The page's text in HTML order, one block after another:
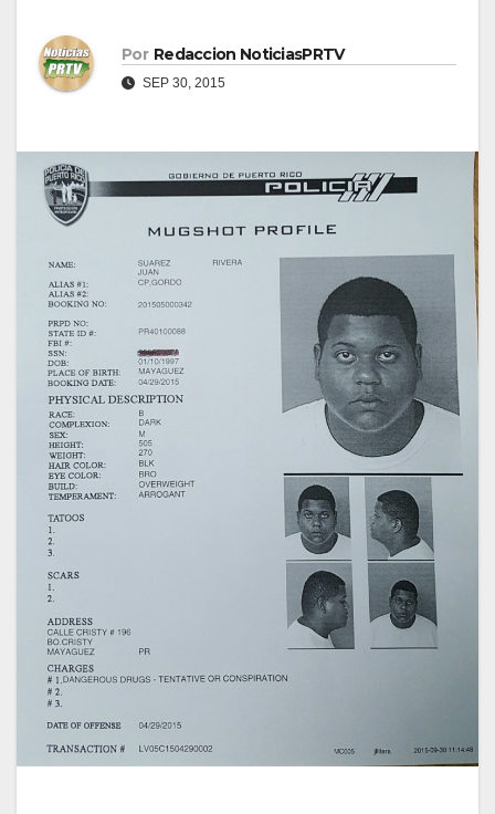
Por Redaccion NoticiasPRTV
SEP 30, 2015